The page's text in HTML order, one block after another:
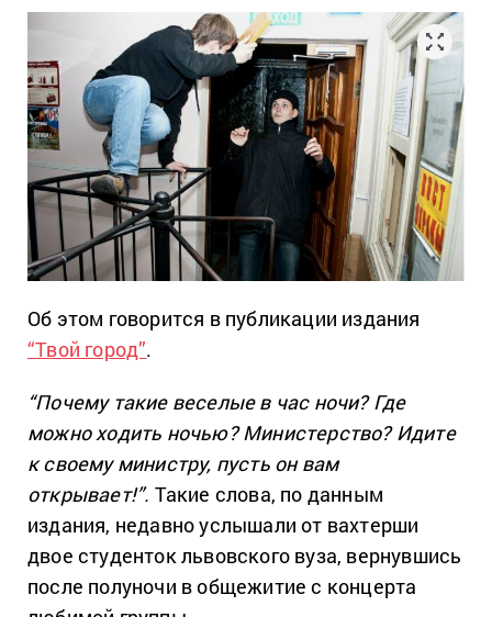
Об этом говорится в публикации издания
“Твой город”.
“Почему такие веселые в час ночи? Где
можно ходить ночью? Министерство? Идите
к своему министру, пусть он вам
открывает!”. Такие слова, по данным
издания, недавно услышали от вахтерши
двое студенток львовского вуза, вернувшись
после полуночи в общежитие с концерта